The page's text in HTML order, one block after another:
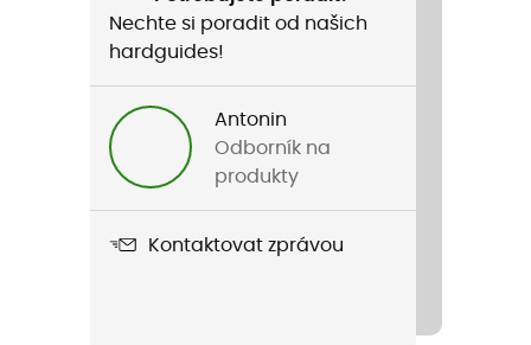
Nechte si poradit od našich
hardguides!
Antonin
Odborník na
produkty
Kontaktovat zprávou